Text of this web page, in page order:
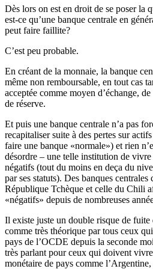
Dès lors on est en droit de se poser la
est-ce qu’une banque centrale en
peut faire faillite?
C’est peu probable.
En créant de la monnaie, la banque
même non remboursable, en tout cas
acceptée comme moyen d’échange,
de réserve.
Et puis une banque centrale n’a pas
recapitaliser suite à des pertes sur
faire une banque «normale») et rien
désordre – une telle institution de
négatifs (tout du moins en deça du
par ses statuts). Des banques centrales
République Tchèque et celle du Chili
«négatifs» depuis de nombreuses
Il existe juste un double risque de
comme très théorique par tous ceux
pays de l’OCDE depuis la seconde
très parlant pour ceux qui doivent
monétaire de pays comme